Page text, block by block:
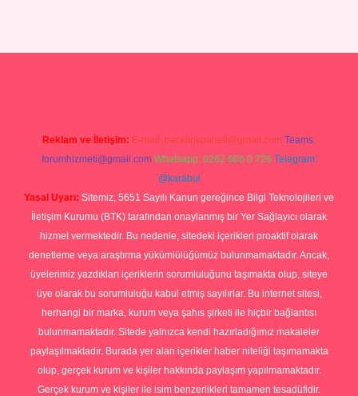
Reklam ve İletişim: E-mail: backlinkpaneli@gmail.com Teams:
forumhizmeti@gmail.com Whatsapp: 0262 606 0 726 Telegram:
@karabul
Yasal Uyarı: Sitemiz, 5651 Sayılı Kanun gereğince Bilgi Teknolojileri ve
İletişim Kurumu (BTK) tarafından onaylanmış bir Yer Sağlayıcı olarak
hizmet vermektedir. Bu nedenle, sitedeki içerikleri proaktif olarak
denetleme veya araştırma yükümlülüğümüz bulunmamaktadır. Ancak,
üyelerimiz yazdıkları içeriklerin sorumluluğunu taşımakta olup, siteye
üye olarak bu sorumluluğu kabul etmiş sayılırlar. Bu internet sitesi,
herhangi bir marka, kurum veya şahıs şirketi ile hiçbir bağlantısı
bulunmamaktadır. Sitede yalnızca kendi hazırladığımız makaleler
paylaşılmaktadır. Burada yer alan içerikler haber niteliği taşımamakta
olup, gerçek kurum ve kişiler hakkında paylaşım yapılmamaktadır.
Gerçek kurum ve kişiler ile isim benzerlikleri tamamen tesadüfidir.